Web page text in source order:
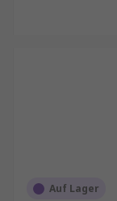
Auf Lager